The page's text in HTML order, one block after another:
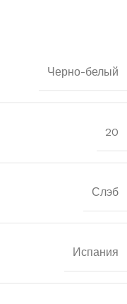
Черно-белый
20
Слэб
Испания